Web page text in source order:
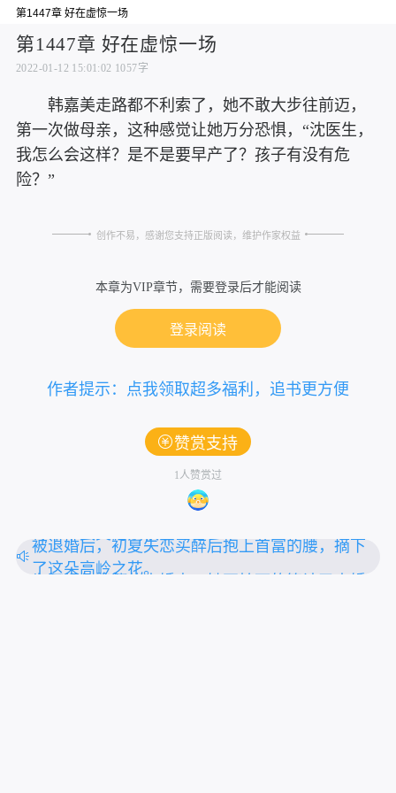
第1447章 好在虚惊一场
第1447章 好在虚惊一场
2022-01-12 15:01:02 1057字
韩嘉美走路都不利索了，她不敢大步往前迈，
第一次做母亲，这种感觉让她万分恐惧，“沈医生，
我怎么会这样？是不是要早产了？孩子有没有危
险？”
创作不易，感谢您支持正版阅读，维护作家权益
本章为VIP章节，需要登录后才能阅读
登录阅读
作者提示：点我领取超多福利，追书更方便
赞赏支持
1人赞赏过
一朝穿越，醒来就被塞入花轿，送去给个身中奇
被退婚后，初夏失恋买醉后抱上首富的腰，摘下
了这朵高岭之花。